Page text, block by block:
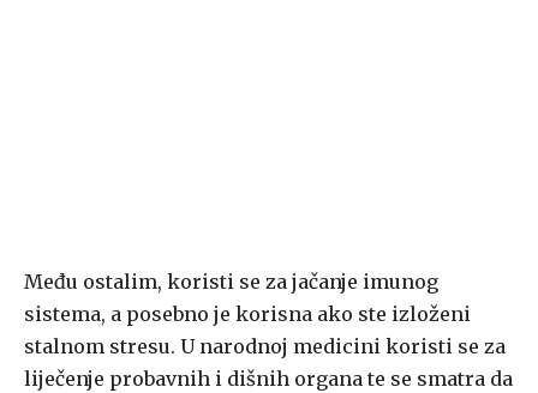
Među ostalim, koristi se za jačanje imunog
sistema, a posebno je korisna ako ste izloženi
stalnom stresu. U narodnoj medicini koristi se za
liječenje probavnih i dišnih organa te se smatra da